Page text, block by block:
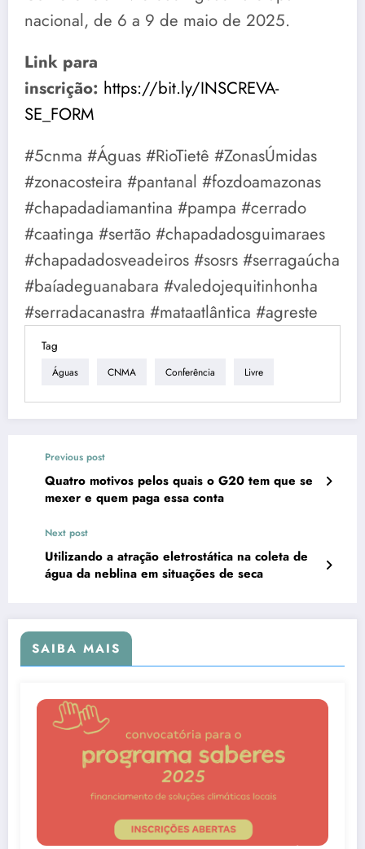
nacional, de 6 a 9 de maio de 2025.
Link para
inscrição: https://bit.ly/INSCREVA-
SE_FORM
#5cnma #Águas #RioTietê #ZonasÚmidas
#zonacosteira #pantanal #fozdoamazonas
#chapadadiamantina #pampa #cerrado
#caatinga #sertão #chapadadosguimaraes
#chapadadosveadeiros #sosrs #serragaúcha
#baíadeguanabara #valedojequitinhonha
#serradacanastra #mataatlântica #agreste
Tag
Águas CNMA Conferência Livre
Previous post
Quatro motivos pelos quais o G20 tem que se
mexer e quem paga essa conta
Next post
Utilizando a atração eletrostática na coleta de
água da neblina em situações de seca
SAIBA MAIS